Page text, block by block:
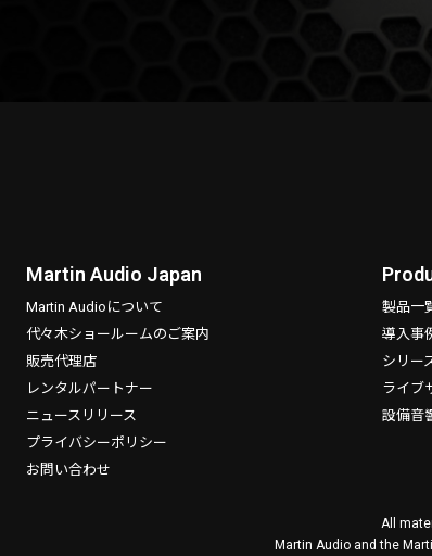
Martin Audio Japan
Martin Audioについて
代々木ショールームのご案内
販売代理店
レンタルパートナー
ニュースリリース
プライバシーポリシー
お問い合わせ
製品一
導入事
シリー
ライブ
設備音
All
Martin Audio and the